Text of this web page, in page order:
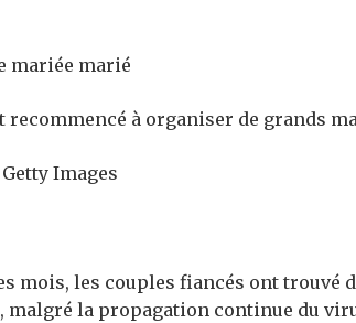
recommencé à organiser de grands
Images
mois, les couples fiancés ont trouvé
malgré la propagation continue du